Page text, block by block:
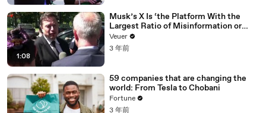
1:08
Musk’s X Is ‘the Platform With the
Largest Ratio of Misinformation or
Disinformation’ Amongst All Social
Media Platforms
Veuer
3 年前
59 companies that are changing the
world: From Tesla to Chobani
Fortune
3 年前